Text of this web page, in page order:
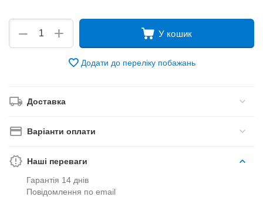
+
− У кошик
Додати до переліку побажань
Доставка
Варіанти оплати
Наші переваги
Гарантія 14 днів
Повідомлення по email